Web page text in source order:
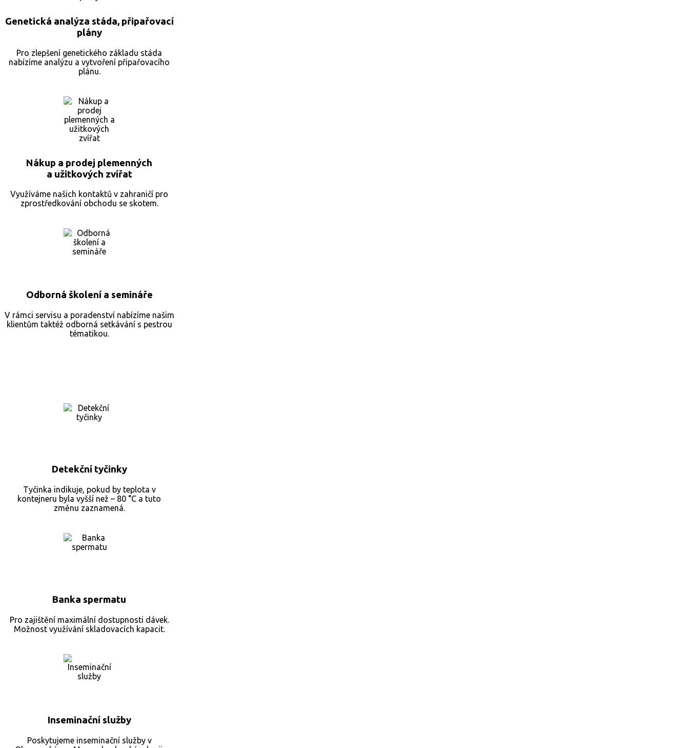
Genetická analýza stáda, připařovací
plány
Pro zlepšení genetického základu stáda
nabízíme analýzu a vytvoření připařovacího
plánu.
Nákup a prodej plemenných
a užitkových zvířat
Využíváme našich kontaktů v zahraničí pro
zprostředkování obchodu se skotem.
Odborná školení a semináře
V rámci servisu a poradenství nabízíme našim
klientům taktéž odborná setkávání s pestrou
tématikou.
Detekční tyčinky
Tyčinka indikuje, pokud by teplota v
kontejneru byla vyšší než – 80 °C a tuto
změnu zaznamená.
Banka spermatu
Pro zajištění maximální dostupnosti dávek.
Možnost využívání skladovacích kapacit.
Inseminační služby
Poskytujeme inseminační služby v